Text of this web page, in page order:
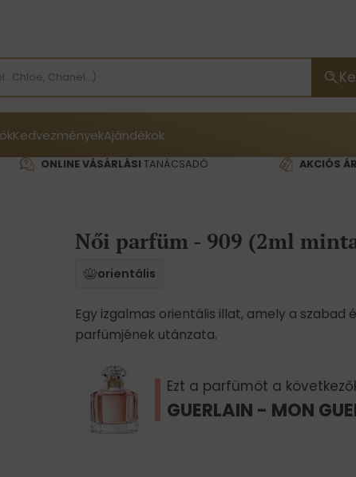
KedvezményekAjándékok
ONLINE VÁSÁRLÁSI TANÁCSADÓ AKCIÓS
Női parfüm - 909 (2ml
orientális
Egy izgalmas orientális illat, amely a
parfümjének utánzata.
Ezt a parfümöt a
GUERLAIN - MON